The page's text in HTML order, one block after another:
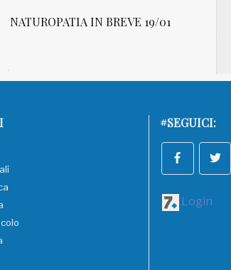
IN BREVE 19/01
#SEGUICI:
Login